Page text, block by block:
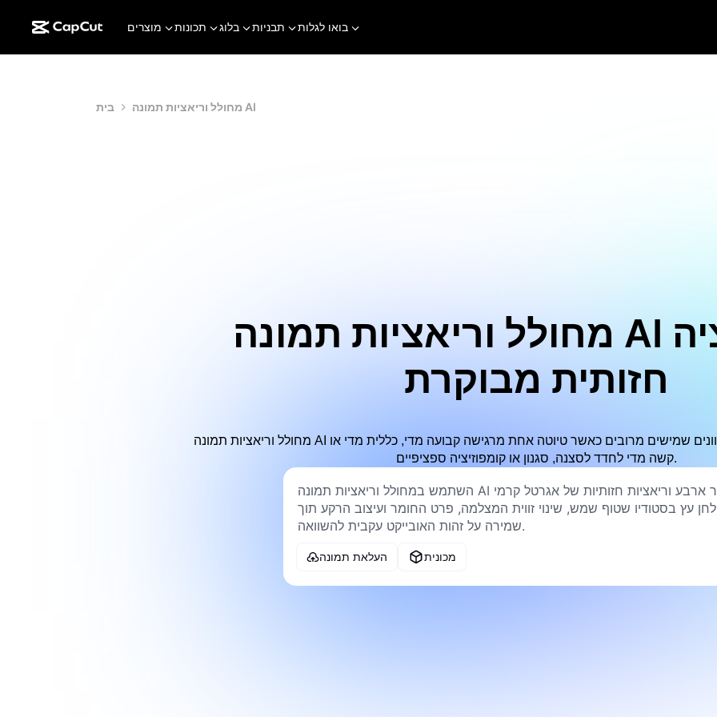
מוצרים תכונות בלוג תבניות בואו לגלות
בית מחולל וריאציות תמונה AI
מחולל וריאציות תמונה AI לאיטרציה
חזותית מבוקרת
מחולל וריאציות תמונה AI עוזר להפוך רעיון חזותי אחד לכיוונים שמישים מרובים כאשר טיוטה אחת מרגישה קבועה מדי, כללית מדי או
קשה מדי לחדד לסצנה, סגנון או קומפוזיציה ספציפיים.
העלאת תמונה מכונית